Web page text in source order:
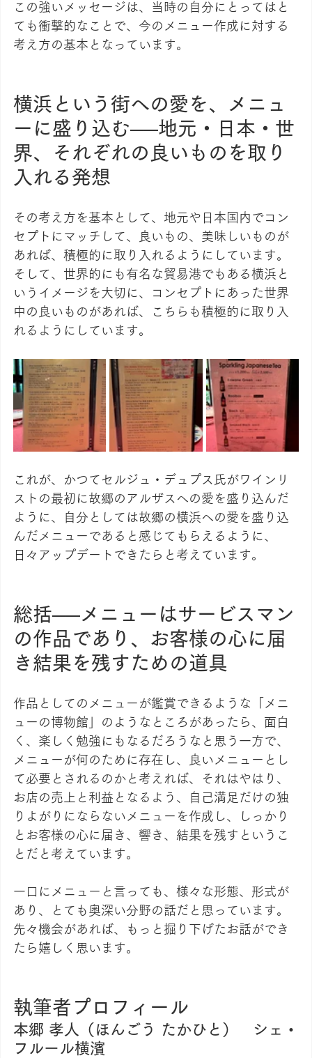
この強いメッセージは、当時の自分にとってはと
ても衝撃的なことで、今のメニュー作成に対する
考え方の基本となっています。
横浜という街への愛を、メニュ
ーに盛り込む──地元・日本・世
界、それぞれの良いものを取り
入れる発想
その考え方を基本として、地元や日本国内でコン
セプトにマッチして、良いもの、美味しいものが
あれば、積極的に取り入れるようにしています。
そして、世界的にも有名な貿易港でもある横浜と
いうイメージを大切に、コンセプトにあった世界
中の良いものがあれば、こちらも積極的に取り入
れるようにしています。
これが、かつてセルジュ・デュプス氏がワインリ
ストの最初に故郷のアルザスへの愛を盛り込んだ
ように、自分としては故郷の横浜への愛を盛り込
んだメニューであると感じてもらえるように、
日々アップデートできたらと考えています。
総括──メニューはサービスマン
の作品であり、お客様の心に届
き結果を残すための道具
作品としてのメニューが鑑賞できるような「メニ
ューの博物館」のようなところがあったら、面白
く、楽しく勉強にもなるだろうなと思う一方で、
メニューが何のために存在し、良いメニューとし
て必要とされるのかと考えれば、それはやはり、
お店の売上と利益となるよう、自己満足だけの独
りよがりにならないメニューを作成し、しっかり
とお客様の心に届き、響き、結果を残すというこ
とだと考えています。
一口にメニューと言っても、様々な形態、形式が
あり、とても奥深い分野の話だと思っています。
先々機会があれば、もっと掘り下げたお話ができ
たら嬉しく思います。
執筆者プロフィール
本郷 孝人（ほんごう たかひと）　シェ・
フルール横濱